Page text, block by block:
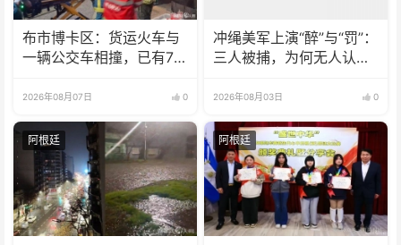
布市博卡区：货运火车与
一辆公交车相撞，已有7
2026年08月07日 0
冲绳美军上演“醉”与“罚”：
三人被捕，为何无人认
2026年08月03日 0
阿根廷 阿根廷